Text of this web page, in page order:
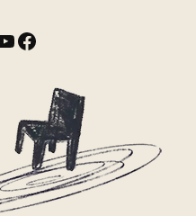
Facebook